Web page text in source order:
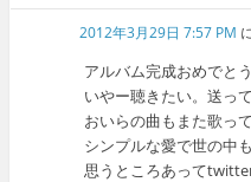
2012年3月29日 7:57 PM
アルバム完成おめでと
いやー聴きたい。送って
おいらの曲もまた歌っ
シンプルな愛で世の中
思うところあって